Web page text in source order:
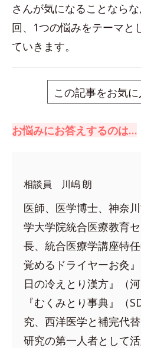
さんが気になることなら
回、1つの悩みをテーマと
ていきます。
この記事をお気
お悩みにお答えするのは…
相談員 川嶋 朗
医師、医学博士、神奈
学大学院統合医療教育
長、統合医療学講座特
覚めるドライヤーお灸
日の冷えとり漢方』（
『むくみとり事典』（
究、西洋医学と補完代
研究の第一人者として活